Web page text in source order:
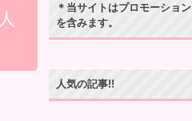
＊当サイトはプロモーション
を含みます。
人気の記事!!